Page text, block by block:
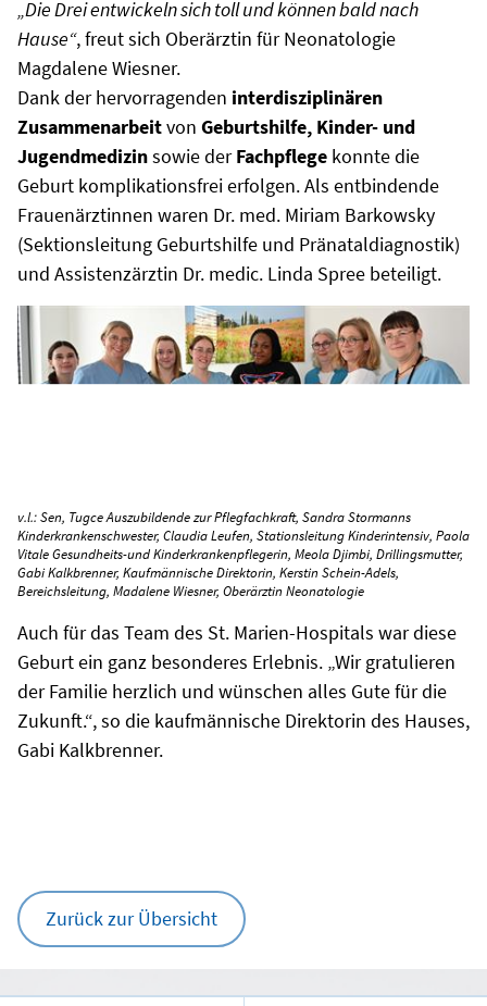
„Die Drei entwickeln sich toll und können bald nach
Hause“, freut sich Oberärztin für Neonatologie
Magdalene Wiesner.
Dank der hervorragenden interdisziplinären
Zusammenarbeitvon Geburtshilfe, Kinder- und
Jugendmedizinsowie derFachpflege konnte die
Geburt komplikationsfrei erfolgen. Als entbindende
Frauenärztinnen waren Dr. med. Miriam Barkowsky
(Sektionsleitung Geburtshilfe und Pränataldiagnostik)
und Assistenzärztin Dr. medic. Linda Spree beteiligt.
v.l.: Sen, Tugce Auszubildende zur Pflegfachkraft, Sandra Stormanns
Kinderkrankenschwester, Claudia Leufen, Stationsleitung Kinderintensiv, Paola
Vitale Gesundheits-und Kinderkrankenpflegerin, Meola Djimbi, Drillingsmutter,
Gabi Kalkbrenner, Kaufmännische Direktorin, Kerstin Schein-Adels,
Bereichsleitung, Madalene Wiesner, Oberärztin Neonatologie
Auch für das Team des St. Marien-Hospitals war diese
Geburt ein ganz besonderes Erlebnis. „Wir gratulieren
der Familie herzlich und wünschen alles Gute für die
Zukunft.“, so die kaufmännische Direktorin des Hauses,
Gabi Kalkbrenner.
Zurück zur Übersicht